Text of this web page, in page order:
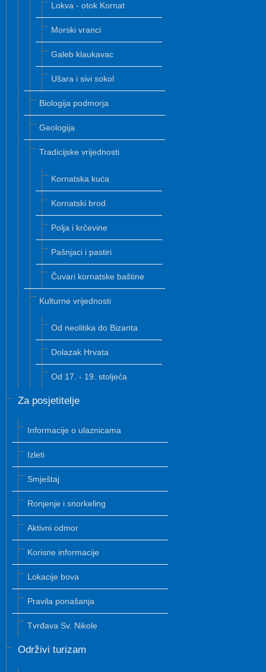
Lokva - otok Kornat
Morski vranci
Galeb klaukavac
Ušara i sivi sokol
Biologija podmorja
Geologija
Tradicijske vrijednosti
Kornatska kuća
Kornatski brod
Polja i krčevine
Pašnjaci i pastiri
Čuvari kornatske baštine
Kulturne vrijednosti
Od neolitika do Bizanta
Dolazak Hrvata
Od 17. - 19. stoljeća
Za posjetitelje
Informacije o ulaznicama
Izleti
Smještaj
Ronjenje i snorkeling
Aktivni odmor
Korisne informacije
Lokacije bova
Pravila ponašanja
Tvrđava Sv. Nikole
Održivi turizam